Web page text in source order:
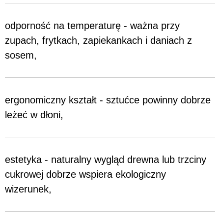
odporność na temperaturę - ważna przy
zupach, frytkach, zapiekankach i daniach z
sosem,
ergonomiczny kształt - sztućce powinny dobrze
leżeć w dłoni,
estetyka - naturalny wygląd drewna lub trzciny
cukrowej dobrze wspiera ekologiczny
wizerunek,